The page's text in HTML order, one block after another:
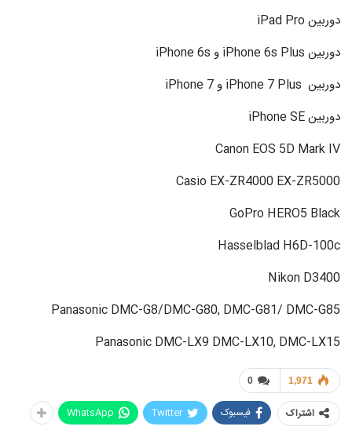
دوربین iPad Pro
دوربین iPhone 6s Plus و iPhone 6s
دوربین iPhone 7 Plus و iPhone 7
دوربین iPhone SE
Canon EOS 5D Mark IV
Casio EX-ZR4000 EX-ZR5000
GoPro HERO5 Black
Hasselblad H6D-100c
Nikon D3400
Panasonic DMC-G8/DMC-G80, DMC-G81/ DMC-G85
Panasonic DMC-LX9 DMC-LX10, DMC-LX15
0 1,971
اشتراک فیسبوک Twitter
WhatsApp